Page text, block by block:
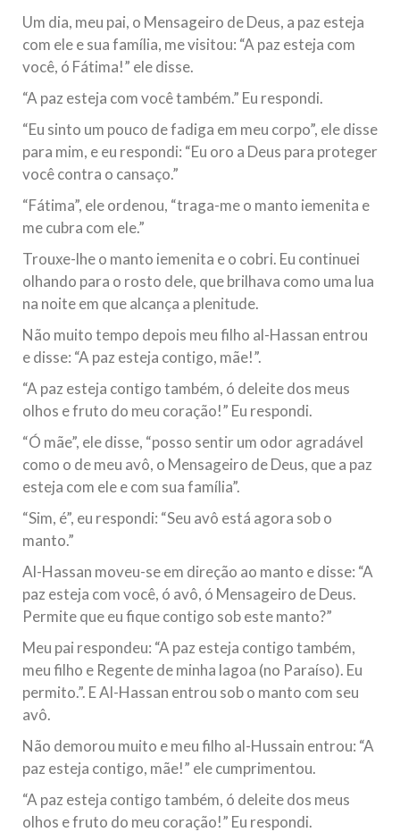
10 DE NOVEMBRO DE 2013
Falecimento do Imam Ali Ibn Al-Hussein
(A.S.)
data em que relembramos o martírio do quarto Imam dos
muçulmanos, o Imam Ali Ibn Al-Hussein Ibn Ali Ibn Abi Táleb
(A.S.), conhecido por “Zein Al-Ábidin” (Formosura
3 DE JULHO DE 2014
Centro Islâmico no Brasil recebe o ex-
ministro das Relações Exteriores da
República Islâmica do Irã
Brasil recebeu em sua sede, em São Paulo, o ex-ministro das
Relações Exteriores da República Islâmica do Irã, Sr. Kamal
Kharrazi, que encontra-se visitando
Um dia, meu pai, o Mensageiro de Deus, a paz esteja
com ele e sua família, me visitou: “A paz esteja com
você, ó Fátima!” ele disse.
“A paz esteja com você também.” Eu respondi.
“Eu sinto um pouco de fadiga em meu corpo”, ele disse
para mim, e eu respondi: “Eu oro a Deus para proteger
você contra o cansaço.”
“Fátima”, ele ordenou, “traga-me o manto iemenita e
me cubra com ele.”
Trouxe-lhe o manto iemenita e o cobri. Eu continuei
olhando para o rosto dele, que brilhava como uma lua
na noite em que alcança a plenitude.
Não muito tempo depois meu filho al-Hassan entrou
e disse: “A paz esteja contigo, mãe!”.
“A paz esteja contigo também, ó deleite dos meus
olhos e fruto do meu coração!” Eu respondi.
“Ó mãe”, ele disse, “posso sentir um odor agradável
como o de meu avô, o Mensageiro de Deus, que a paz
esteja com ele e com sua família”.
“Sim, é”, eu respondi: “Seu avô está agora sob o
manto.”
Al-Hassan moveu-se em direção ao manto e disse: “A
paz esteja com você, ó avô, ó Mensageiro de Deus.
Permite que eu fique contigo sob este manto?”
Meu pai respondeu: “A paz esteja contigo também,
meu filho e Regente de minha lagoa (no Paraíso). Eu
permito.”. E Al-Hassan entrou sob o manto com seu
avô.
Não demorou muito e meu filho al-Hussain entrou: “A
paz esteja contigo, mãe!” ele cumprimentou.
“A paz esteja contigo também, ó deleite dos meus
olhos e fruto do meu coração!” Eu respondi.